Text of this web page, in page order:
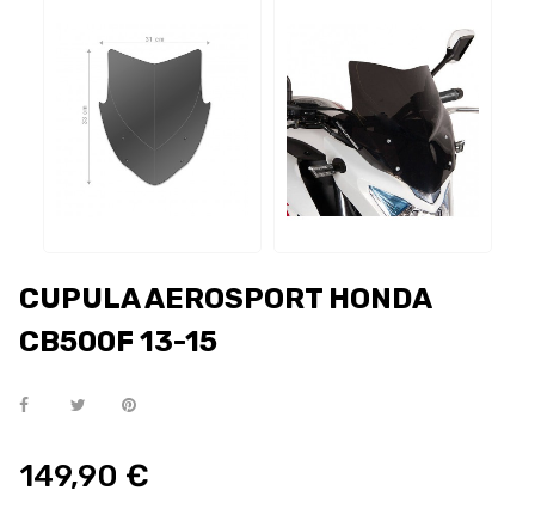
CUPULA AEROSPORT HONDA
CB500F 13-15
149,90 €